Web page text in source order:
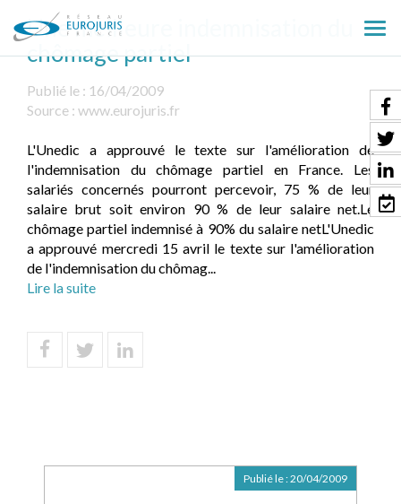
le
Une meilleure indemnisation du
chômage partiel
Publié le : 16/04/2009
Source : www.eurojuris.fr
L'Unedic a approuvé le texte sur l'amélioration de
l'indemnisation du chômage partiel en France. Les
salariés concernés pourront percevoir, 75 % de leur
salaire brut soit environ 90 % de leur salaire net.Le
chômage partiel indemnisé à 90% du salaire netL'Unedic
a approuvé mercredi 15 avril le texte sur l'amélioration
de l'indemnisation du chômag...
Lire la suite
Publié le :20/04/2009